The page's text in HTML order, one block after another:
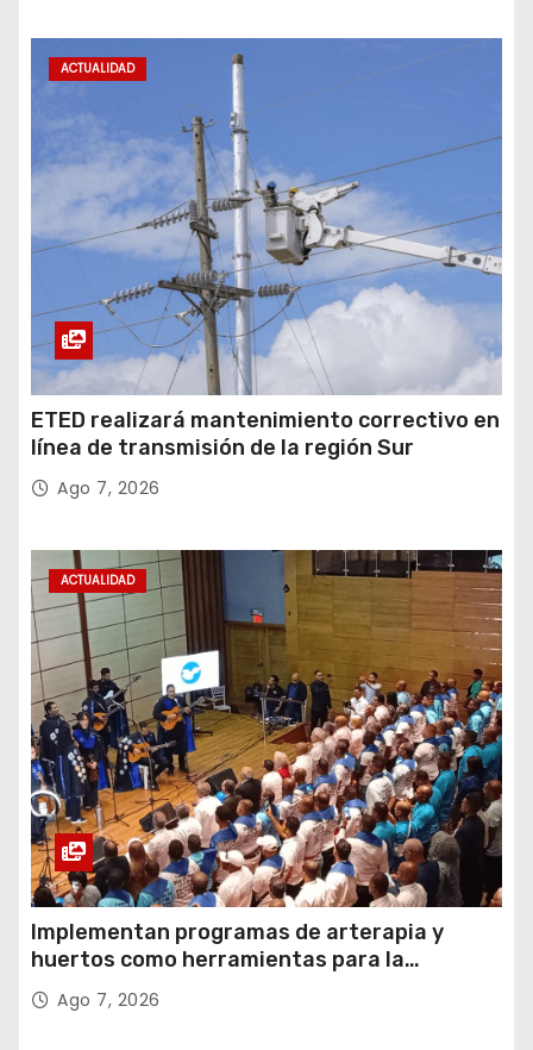
ACTUALIDAD
ETED realizará mantenimiento correctivo en
línea de transmisión de la región Sur
Ago 7, 2026
ACTUALIDAD
Implementan programas de arterapia y
huertos como herramientas para la
recuperación y la inclusión social
Ago 7, 2026